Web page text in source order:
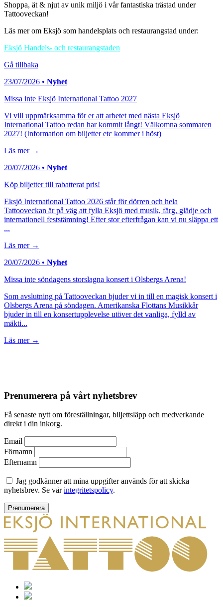
Shoppa, ät & njut av unik miljö i vår fantastiska trästad under
Tattooveckan!
Läs mer om Eksjö som handelsplats och restaurangstad under:
Eksjö Handels- och restaurangstaden
Gå tillbaka
23/07/2026 • Nyhet
Missa inte Eksjö International Tattoo 2027
Vi vill uppmärksamma för er att arbetet med nästa Eksjö
International Tattoo redan har kommit långt! Välkomna sommaren
2027! (Information om biljetter etc kommer i höst)
Läs mer →
20/07/2026 • Nyhet
Köp biljetter till rabatterat pris!
Eksjö International Tattoo 2026 står för dörren och hela
Tattooveckan är på väg att fylla Eksjö med musik, färg, glädje och
internationell feststämning! Efter stor efterfrågan kan vi nu släppa ett
...
Läs mer →
20/07/2026 • Nyhet
Missa inte söndagens storslagna konsert i Olsbergs Arena!
Som avslutning på Tattooveckan bjuder vi in till en magisk konsert i
Olsbergs Arena på söndagen. Amerikanska Flottans Musikkår
bjuder in till en konsertupplevelse utöver det vanliga, fylld av
mäkti...
Läs mer →
Prenumerera på vårt nyhetsbrev
Få senaste nytt om föreställningar, biljettsläpp och medverkande
direkt i din inkorg.
Email
Förnamn
Efternamn
Jag godkänner att mina uppgifter används för att skicka
nyhetsbrev. Se vårintegritetspolicy.